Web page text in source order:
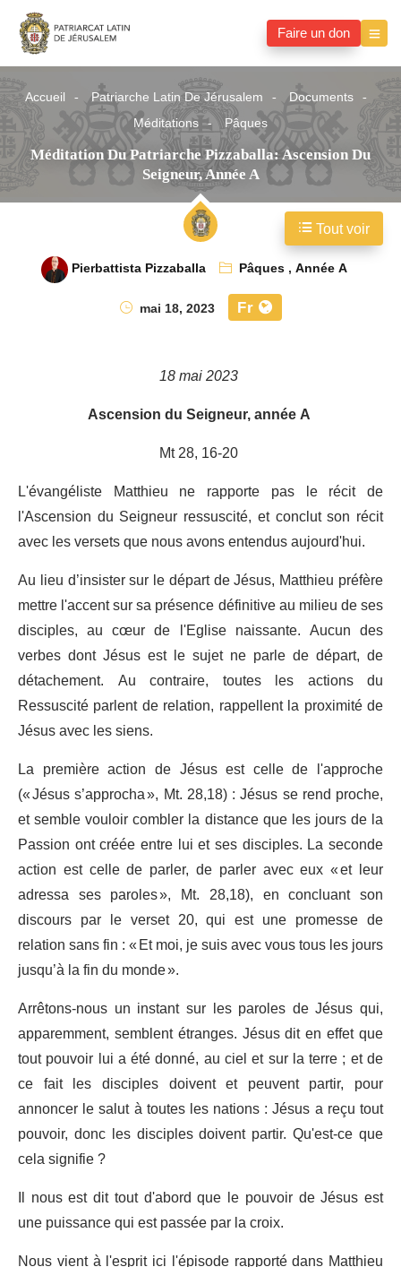
Faire un don
Accueil Patriarche Latin De Jérusalem
Documents
Méditations
Pâques
Méditation Du Patriarche Pizzaballa: Ascension Du
Seigneur, Année A
Pierbattista Pizzaballa Pâques,Année A
mai 18, 2023
Fr
18 mai 2023
Ascension du Seigneur, année A
Mt 28,16-20
L'évangéliste Matthieu ne rapporte pas le récit de
l'Ascension du Seigneur ressuscité, et conclut son récit
avec les versets que nous avons entendus aujourd'hui.
Au lieu d’insister sur le départ de Jésus, Matthieu préfère
mettre l'accent sur sa présence définitive au milieu de ses
disciples, au cœur de l'Eglise naissante. Aucun des
verbes dont Jésus est le sujet ne parle de départ, de
détachement. Au contraire, toutes les actions du
Ressuscité parlent de relation, rappellent la proximité de
Jésus avec les siens.
La première action de Jésus est celle de l'approche
(« Jésus s’approcha », Mt. 28,18) : Jésus se rend proche,
et semble vouloir combler la distance que les jours de la
Passion ont créée entre lui et ses disciples. La seconde
action est celle de parler, de parler avec eux « et leur
adressa ses paroles », Mt. 28,18), en concluant son
discours par le verset 20, qui est une promesse de
relation sans fin : « Et moi, je suis avec vous tous les jours
jusqu’à la fin du monde ».
Arrêtons-nous un instant sur les paroles de Jésus qui,
apparemment, semblent étranges. Jésus dit en effet que
tout pouvoir lui a été donné, au ciel et sur la terre ; et de
ce fait les disciples doivent et peuvent partir, pour
annoncer le salut à toutes les nations : Jésus a reçu tout
pouvoir, donc les disciples doivent partir. Qu'est-ce que
cela signifie ?
Il nous est dit tout d'abord que le pouvoir de Jésus est
une puissance qui est passée par la croix.
Tout voir